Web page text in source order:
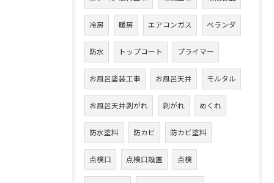
冷房 暖房 エアコンガス ベランダ
防水 トップコート プライマー
お風呂塗装工事 お風呂天井 モルタル
お風呂天井剥がれ 剥がれ めくれ
防水塗料 防カビ 防カビ塗料
点検口 点検口設置 点検